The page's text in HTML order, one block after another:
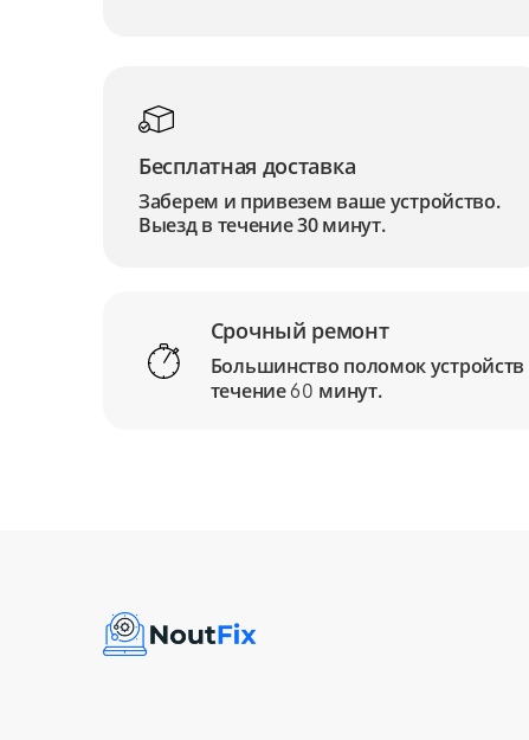
Бесплатная доставка
Заберем и привезем ваше устройство.
Выезд в течение 30 минут.
Срочный ремонт
Большинство поломок устройств
течение 60 минут.